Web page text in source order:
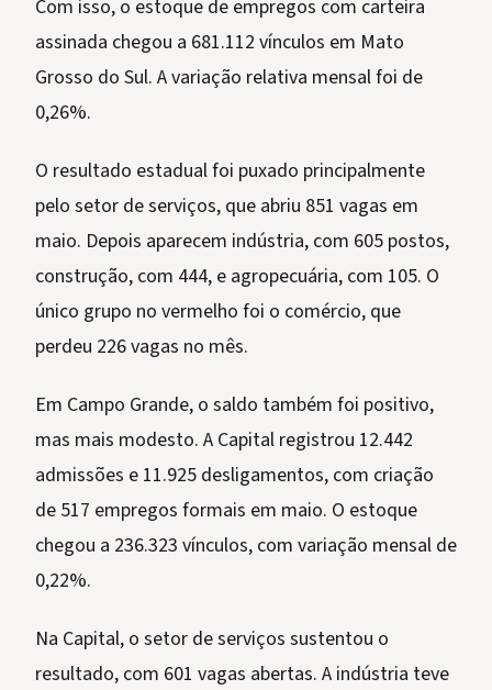
Com isso, o estoque de empregos com carteira
assinada chegou a 681.112 vínculos em Mato
Grosso do Sul. A variação relativa mensal foi de
0,26%.
O resultado estadual foi puxado principalmente
pelo setor de serviços, que abriu 851 vagas em
maio. Depois aparecem indústria, com 605 postos,
construção, com 444, e agropecuária, com 105. O
único grupo no vermelho foi o comércio, que
perdeu 226 vagas no mês.
Em Campo Grande, o saldo também foi positivo,
mas mais modesto. A Capital registrou 12.442
admissões e 11.925 desligamentos, com criação
de 517 empregos formais em maio. O estoque
chegou a 236.323 vínculos, com variação mensal de
0,22%.
Na Capital, o setor de serviços sustentou o
resultado, com 601 vagas abertas. A indústria teve